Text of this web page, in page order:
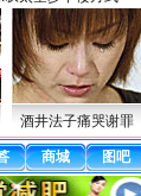
酒井法子痛哭谢罪